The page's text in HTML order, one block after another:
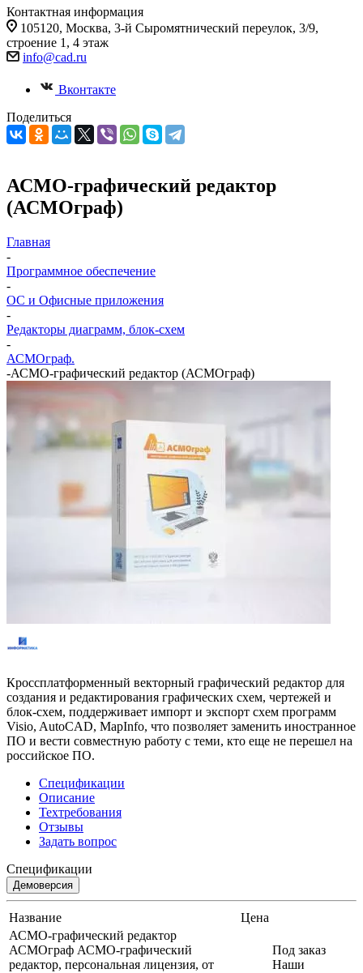
Контактная информация
105120, Москва, 3-й Сыромятнический переулок, 3/9,
строение 1, 4 этаж
info@cad.ru
Вконтакте
Поделиться
АСМО-графический редактор
(АСМОграф)
Главная
-
Программное обеспечение
-
ОС и Офисные приложения
-
Редакторы диаграмм, блок-схем
-
АСМОграф.
-АСМО-графический редактор (АСМОграф)
Кроссплатформенный векторный графический редактор для
создания и редактирования графических схем, чертежей и
блок-схем, поддерживает импорт и экспорт схем программ
Visio, AutoCAD, MapInfo, что позволяет заменить иностранное
ПО и вести совместную работу с теми, кто еще не перешел на
российское ПО.
Спецификации
Описание
Техтребования
Отзывы
Задать вопрос
Спецификации
Демоверсия
Название
Цена
АСМО-графический редактор
АСМОграф АСМО-графический
редактор, персональная лицензия, от
Под заказ
Наши